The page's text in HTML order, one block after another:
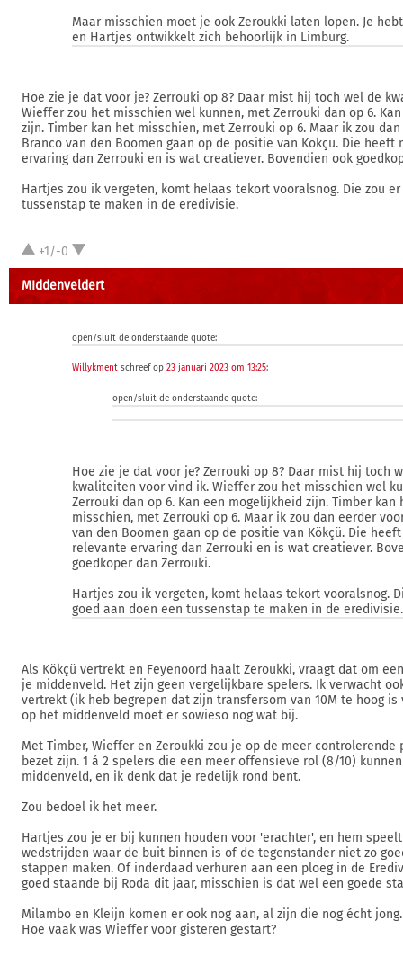
Maar misschien moet je ook Zeroukki laten lopen. Je
en Hartjes ontwikkelt zich behoorlijk in Limburg.
Hoe zie je dat voor je? Zerrouki op 8? Daar mist hij toch wel de
Wieffer zou het misschien wel kunnen, met Zerrouki dan op 6.
zijn. Timber kan het misschien, met Zerrouki op 6. Maar ik zou
Branco van den Boomen gaan op de positie van Kökçü. Die heeft
ervaring dan Zerrouki en is wat creatiever. Bovendien ook
Hartjes zou ik vergeten, komt helaas tekort vooralsnog. Die zou
tussenstap te maken in de eredivisie.
+1/-0
MIddenveldert
open/sluit de onderstaande quote:
Willykment schreef op 23 januari 2023 om 13:25:
open/sluit de onderstaande quote:
Hoe zie je dat voor je? Zerrouki op 8? Daar mist hij toch
kwaliteiten voor vind ik. Wieffer zou het misschien wel
Zerrouki dan op 6. Kan een mogelijkheid zijn. Timber kan
misschien, met Zerrouki op 6. Maar ik zou dan eerder
van den Boomen gaan op de positie van Kökçü. Die
relevante ervaring dan Zerrouki en is wat creatiever.
goedkoper dan Zerrouki.
Hartjes zou ik vergeten, komt helaas tekort vooralsnog.
goed aan doen een tussenstap te maken in de eredivisie.
Als Kökçü vertrekt en Feyenoord haalt Zeroukki, vraagt dat om
je middenveld. Het zijn geen vergelijkbare spelers. Ik verwacht
vertrekt (ik heb begrepen dat zijn transfersom van 10M te hoog is
op het middenveld moet er sowieso nog wat bij.
Met Timber, Wieffer en Zeroukki zou je op de meer
bezet zijn. 1 á 2 spelers die een meer offensieve rol (8/10)
middenveld, en ik denk dat je redelijk rond bent.
Zou bedoel ik het meer.
Hartjes zou je er bij kunnen houden voor 'erachter', en hem
wedstrijden waar de buit binnen is of de tegenstander niet zo
stappen maken. Of inderdaad verhuren aan een ploeg in de
goed staande bij Roda dit jaar, misschien is dat wel een goede
Milambo en Kleijn komen er ook nog aan, al zijn die nog écht
Hoe vaak was Wieffer voor gisteren gestart?